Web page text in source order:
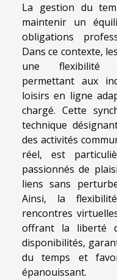
La gestion du
maintenir un
obligations
Dans ce contexte,
une flexibilité
permettant aux
loisirs en ligne
chargé. Cette
technique
des activités
réel, est
passionnés de
liens sans
Ainsi, la
rencontres
offrant la liberté
disponibilités,
du temps et
épanouissant.